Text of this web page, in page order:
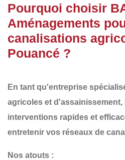
Pourquoi choisir
Aménagements
canalisations
Pouancé ?
En tant qu'entreprise
agricoles et d'assainissement,
interventions rapides et
entretenir vos réseaux de
Nos atouts :